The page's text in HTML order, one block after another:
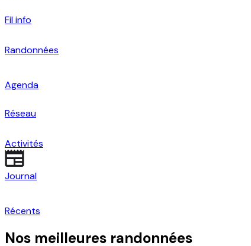
Fil info
Randonnées
Agenda
Réseau
Activités
Journal
Récents
Nos meilleures randonnées